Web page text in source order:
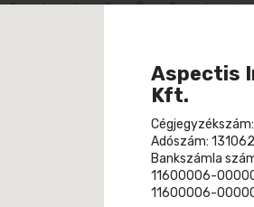
Aspectis
Kft.
Adószám:
Bankszámla
11600006-
11600006-